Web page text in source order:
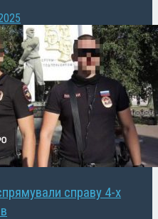
справу 4-х